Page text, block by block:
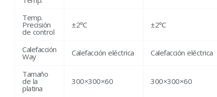
Temp.
Precisión
de control
±2℃ ±2℃
Calefacción
Way Calefacción eléctrica Calefacción eléctrica
Tamaño
de la
platina
300×300×60 300×300×60